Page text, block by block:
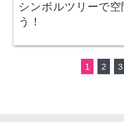
シンボルツリーで空
う！
1 2 3